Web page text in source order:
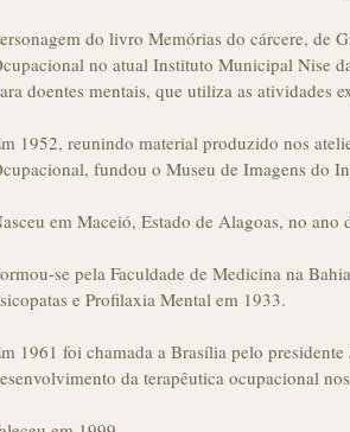
do livro Memórias do cárcere, de
no atual Instituto Municipal Nise
doentes mentais, que utiliza as atividades
1952, reunindo material produzido nos
fundou o Museu de Imagens do
em Maceió, Estado de Alagoas, no ano
se pela Faculdade de Medicina na
e Profilaxia Mental em 1933.
1961 foi chamada a Brasília pelo
da terapêutica ocupacional